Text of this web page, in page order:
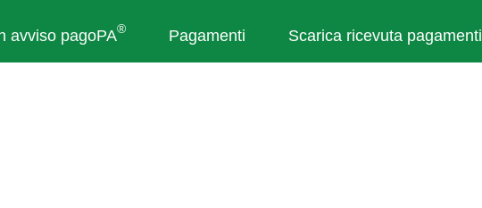
avviso pagoPA® Pagamenti Scarica ricevuta pagamenti